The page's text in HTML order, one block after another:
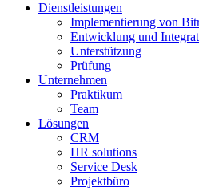
Dienstleistungen
Implementierung von
Entwicklung und
Unterstützung
Prüfung
Unternehmen
Praktikum
Team
Lösungen
CRM
HR solutions
Service Desk
Projektbüro